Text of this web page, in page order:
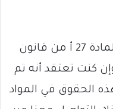
يتم الاستخدام المواد وفقًا للمادة 27 أ من قانون
التأليف والنشر 2007، وإن كنت تعتقد أنه تم
الحقوق في المواد